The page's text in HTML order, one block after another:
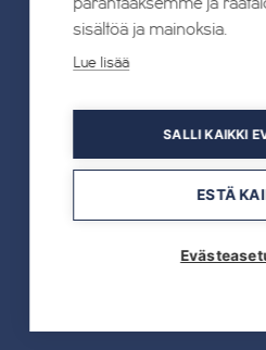
Tahkon Talviteatterissa
suomalaiselle arjelle
parantaaksemme ja
sisältöä ja mainoksia.
Lue lisää
SALLI KAIKKI
ESTÄ